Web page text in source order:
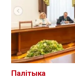
Палітыка